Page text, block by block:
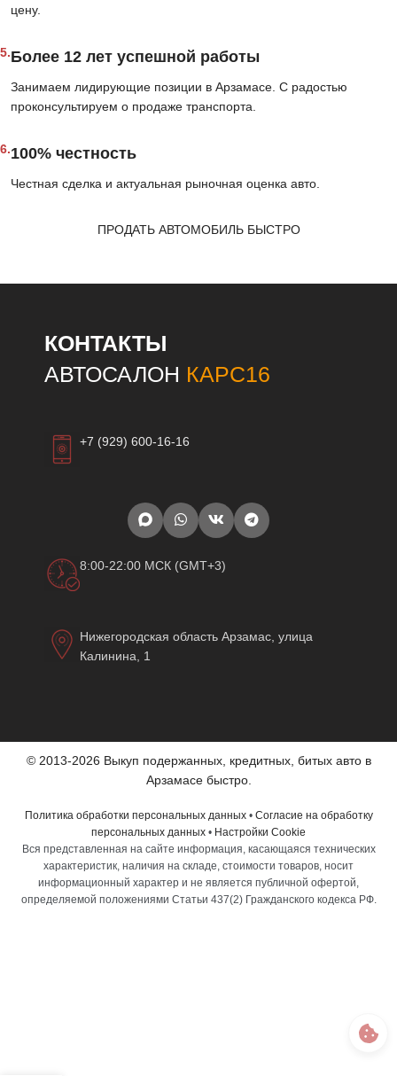
цену.
5.Более 12 лет успешной работы
Занимаем лидирующие позиции в Арзамасе. С радостью
проконсультируем о продаже транспорта.
6.100% честность
Честная сделка и актуальная рыночная оценка авто.
ПРОДАТЬ АВТОМОБИЛЬ БЫСТРО
КОНТАКТЫ
АВТОСАЛОН КАРС16
+7 (929) 600-16-16
8:00-22:00 МСК (GMT+3)
Нижегородская область Арзамас, улица
Калинина, 1
© 2013-2026 Выкуп подержанных, кредитных, битых авто в
Арзамасе быстро.
Политика обработки персональных данных• Согласие на обработку
персональных данных • Настройки Cookie
Вся представленная на сайте информация, касающаяся технических
характеристик, наличия на складе, стоимости товаров, носит
информационный характер и не является публичной офертой,
определяемой положениями Статьи 437(2) Гражданского кодекса РФ.